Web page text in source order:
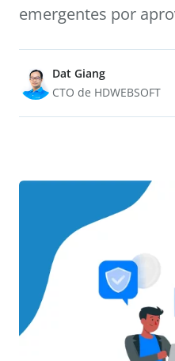
emergentes por
Dat Giang
CTO de HDWEBSOFT